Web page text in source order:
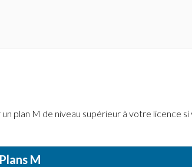
plan M de niveau supérieur à votre licence
Plans M